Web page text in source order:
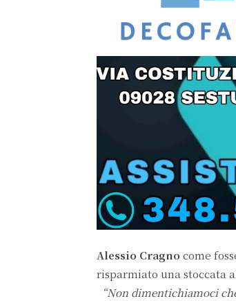
Alessio Cragno come
risparmiato una stoccata
“Non dimentichiamoci